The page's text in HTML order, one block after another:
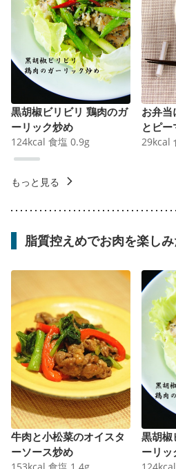
黒胡椒ビリビリ 鶏肉のガ
ーリック炒め
124kcal 食塩 0.9g
お弁当
とピ
29kcal
もっと見る
脂質控えめでお肉を楽し
牛肉と小松菜のオイスタ
ーソース炒め
153kcal 食塩 1.4g
黒胡椒
ーリッ
124kcal